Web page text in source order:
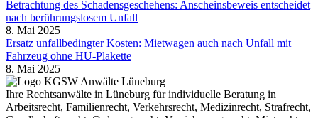
Betrachtung des Schadensgeschehens: Anscheinsbeweis entscheidet
nach berührungslosem Unfall
8. Mai 2025
Ersatz unfallbedingter Kosten: Mietwagen auch nach Unfall mit
Fahrzeug ohne HU-Plakette
8. Mai 2025
Ihre Rechtsanwälte in Lüneburg für individuelle Beratung in
Arbeitsrecht, Familienrecht, Verkehrsrecht, Medizinrecht, Strafrecht,